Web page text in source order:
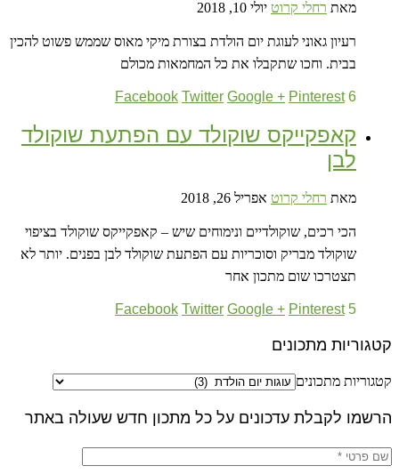
מאת רחלי קרוט יולי 10, 2018
רעיון גאוני לעוגת יום הולדת בצורת מיקי מאוס שממש פשוט להכין
בבית. וחכו שתקבלו את כל המחמאות מכולם
6
Facebook Twitter Google + Pinterest
קאפקייקס שוקולד עם הפתעת שוקולד
לבן
מאת רחלי קרוט אפריל 26, 2018
הכי רכים, שוקולדיים ונימוחים שיש – קאפקייקס שוקולד בציפוי
שוקולד מבריק וסוכריות עם הפתעת שוקולד לבן בפנים. יותר לא
תצטרכו שום מתכון אחר
5
Facebook Twitter Google + Pinterest
קטגוריות מתכונים
קטגוריות מתכונים
הרשמו לקבלת עדכונים על כל מתכון חדש שעולה באתר